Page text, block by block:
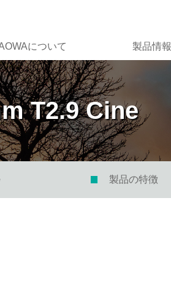
について 製品情報
T2.9 Cine
製品の特徴